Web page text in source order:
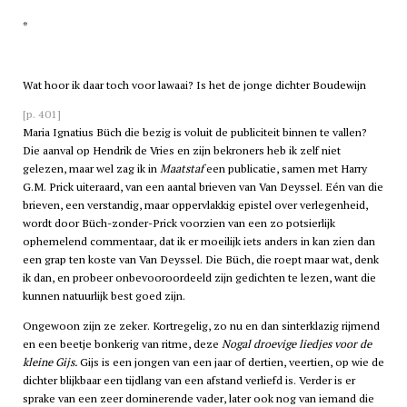
*
Wat hoor ik daar toch voor lawaai? Is het de jonge dichter Boudewijn
[p. 401]
Maria Ignatius Büch die bezig is voluit de publiciteit binnen te vallen?
Die aanval op Hendrik de Vries en zijn bekroners heb ik zelf niet
gelezen, maar wel zag ik inMaatstafeen publicatie, samen met Harry
G.M. Prick uiteraard, van een aantal brieven van Van Deyssel. Eén van die
brieven, een verstandig, maar oppervlakkig epistel over verlegenheid,
wordt door Büch-zonder-Prick voorzien van een zo potsierlijk
ophemelend commentaar, dat ik er moeilijk iets anders in kan zien dan
een grap ten koste van Van Deyssel. Die Büch, die roept maar wat, denk
ik dan, en probeer onbevooroordeeld zijn gedichten te lezen, want die
kunnen natuurlijk best goed zijn.
Ongewoon zijn ze zeker. Kortregelig, zo nu en dan sinterklazig rijmend
en een beetje bonkerig van ritme, deze Nogal droevige liedjes voor de
kleine Gijs.Gijs is een jongen van een jaar of dertien, veertien, op wie de
dichter blijkbaar een tijdlang van een afstand verliefd is. Verder is er
sprake van een zeer dominerende vader, later ook nog van iemand die